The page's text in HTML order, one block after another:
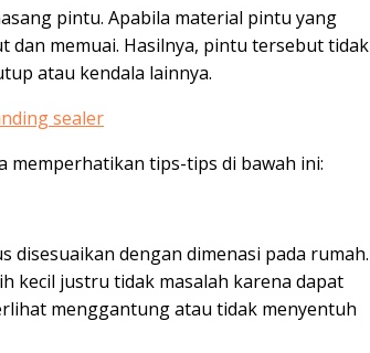
pintu. Apabila material pintu yang
dan memuai. Hasilnya, pintu tersebut tidak
atau kendala lainnya.
memperhatikan tips-tips di bawah ini:
disesuaikan dengan dimenasi pada rumah.
kecil justru tidak masalah karena dapat
menggantung atau tidak menyentuh